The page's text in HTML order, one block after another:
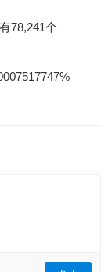
78,241个